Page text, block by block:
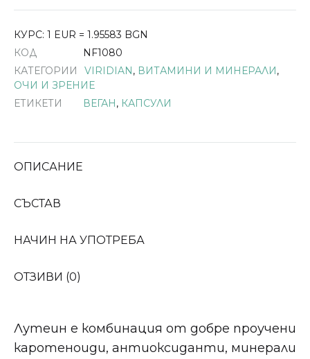
КУРС: 1 EUR = 1.95583 BGN
КОД
NF1080
КАТЕГОРИИ
VIRIDIAN, ВИТАМИНИ И МИНЕРАЛИ,
ОЧИ И ЗРЕНИЕ
ЕТИКЕТИ
ВЕГАН, КАПСУЛИ
ОПИСАНИЕ
СЪСТАВ
НАЧИН НА УПОТРЕБА
ОТЗИВИ (0)
Лутеин е комбинация от добре проучени
каротеноиди, антиоксиданти, минерали